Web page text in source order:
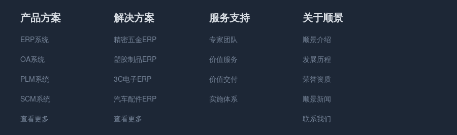
产品方案
ERP系统
OA系统
PLM系统
SCM系统
查看更多
解决方案
精密五金ERP
塑胶制品ERP
3C电子ERP
汽车配件ERP
查看更多
服务支持
专家团队
价值服务
价值交付
实施体系
关于顺景
顺景介绍
发展历程
荣誉资质
顺景新闻
联系我们